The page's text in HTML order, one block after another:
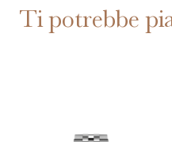
Ti potrebbe